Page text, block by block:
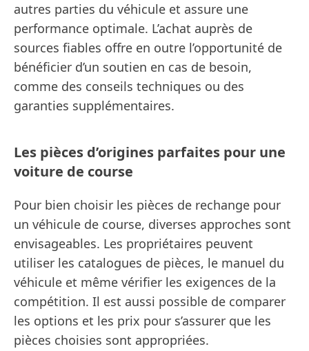
autres parties du véhicule et assure une
performance optimale. L’achat auprès de
sources fiables offre en outre l’opportunité de
bénéficier d’un soutien en cas de besoin,
comme des conseils techniques ou des
garanties supplémentaires.
Les pièces d’origines parfaites pour une
voiture de course
Pour bien choisir les pièces de rechange pour
un véhicule de course, diverses approches sont
envisageables. Les propriétaires peuvent
utiliser les catalogues de pièces, le manuel du
véhicule et même vérifier les exigences de la
compétition. Il est aussi possible de comparer
les options et les prix pour s’assurer que les
pièces choisies sont appropriées.